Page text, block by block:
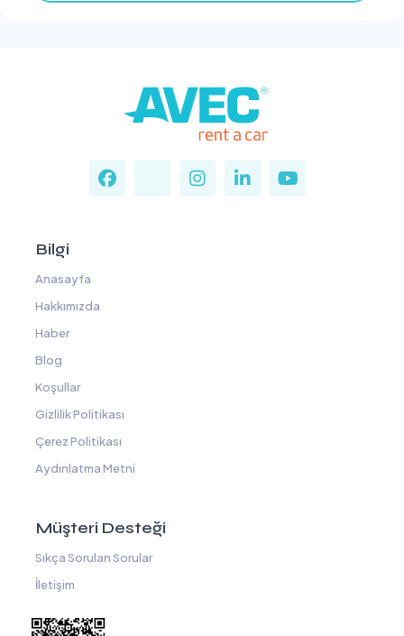
Bilgi
Anasayfa
Hakkımızda
Haber
Blog
Koşullar
Gizlilik Politikası
Çerez Politikası
Aydınlatma Metni
Müşteri Desteği
Sıkça Sorulan Sorular
İletişim